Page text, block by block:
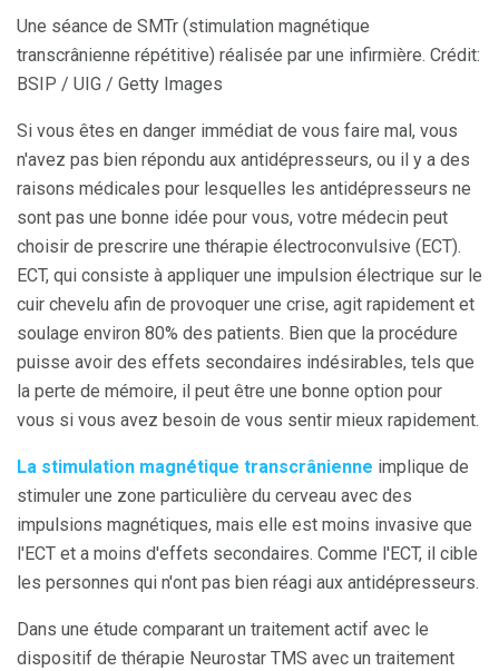
Une séance de SMTr (stimulation magnétique
transcrânienne répétitive) réalisée par une infirmière. Crédit:
BSIP / UIG / Getty Images
Si vous êtes en danger immédiat de vous faire mal, vous
n'avez pas bien répondu aux antidépresseurs, ou il y a des
raisons médicales pour lesquelles les antidépresseurs ne
sont pas une bonne idée pour vous, votre médecin peut
choisir de prescrire une thérapie électroconvulsive (ECT).
ECT, qui consiste à appliquer une impulsion électrique sur le
cuir chevelu afin de provoquer une crise, agit rapidement et
soulage environ 80% des patients. Bien que la procédure
puisse avoir des effets secondaires indésirables, tels que
la perte de mémoire, il peut être une bonne option pour
vous si vous avez besoin de vous sentir mieux rapidement.
La stimulation magnétique transcrânienne implique de
stimuler une zone particulière du cerveau avec des
impulsions magnétiques, mais elle est moins invasive que
l'ECT ​​et a moins d'effets secondaires. Comme l'ECT, il cible
les personnes qui n'ont pas bien réagi aux antidépresseurs.
Dans une étude comparant un traitement actif avec le
dispositif de thérapie Neurostar TMS avec un traitement